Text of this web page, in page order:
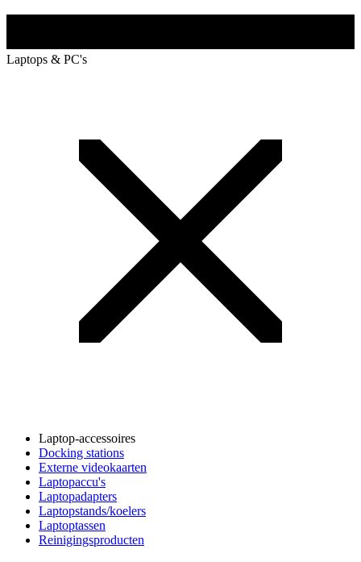
Laptops & PC's
Laptop-accessoires
Docking stations
Externe videokaarten
Laptopaccu's
Laptopadapters
Laptopstands/koelers
Laptoptassen
Reinigingsproducten